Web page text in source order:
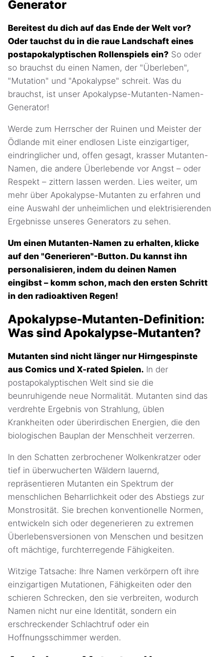
Generator
Bereitest du dich auf das Ende der Welt vor?
Oder tauchst du in die raue Landschaft eines
postapokalyptischen Rollenspiels ein? So oder
so brauchst du einen Namen, der "Überleben",
"Mutation" und "Apokalypse" schreit. Was du
brauchst, ist unser Apokalypse-Mutanten-Namen-
Generator!
Werde zum Herrscher der Ruinen und Meister der
Ödlande mit einer endlosen Liste einzigartiger,
eindringlicher und, offen gesagt, krasser Mutanten-
Namen, die andere Überlebende vor Angst – oder
Respekt – zittern lassen werden. Lies weiter, um
mehr über Apokalypse-Mutanten zu erfahren und
eine Auswahl der unheimlichen und elektrisierenden
Ergebnisse unseres Generators zu sehen.
Um einen Mutanten-Namen zu erhalten, klicke
auf den "Generieren"-Button. Du kannst ihn
personalisieren, indem du deinen Namen
eingibst – komm schon, mach den ersten Schritt
in den radioaktiven Regen!
Apokalypse-Mutanten-Definition:
Was sind Apokalypse-Mutanten?
Mutanten sind nicht länger nur Hirngespinste
aus Comics und X-rated Spielen. In der
postapokalyptischen Welt sind sie die
beunruhigende neue Normalität. Mutanten sind das
verdrehte Ergebnis von Strahlung, üblen
Krankheiten oder überirdischen Energien, die den
biologischen Bauplan der Menschheit verzerren.
In den Schatten zerbrochener Wolkenkratzer oder
tief in überwucherten Wäldern lauernd,
repräsentieren Mutanten ein Spektrum der
menschlichen Beharrlichkeit oder des Abstiegs zur
Monstrosität. Sie brechen konventionelle Normen,
entwickeln sich oder degenerieren zu extremen
Überlebensversionen von Menschen und besitzen
oft mächtige, furchterregende Fähigkeiten.
Witzige Tatsache: Ihre Namen verkörpern oft ihre
einzigartigen Mutationen, Fähigkeiten oder den
schieren Schrecken, den sie verbreiten, wodurch
Namen nicht nur eine Identität, sondern ein
erschreckender Schlachtruf oder ein
Hoffnungsschimmer werden.